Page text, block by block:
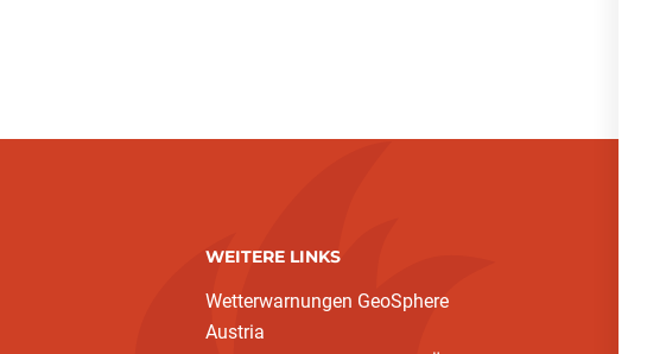
WEITERE LINKS
Wetterwarnungen GeoSphere
Austria